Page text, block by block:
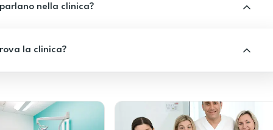
nella clinica?
la clinica?